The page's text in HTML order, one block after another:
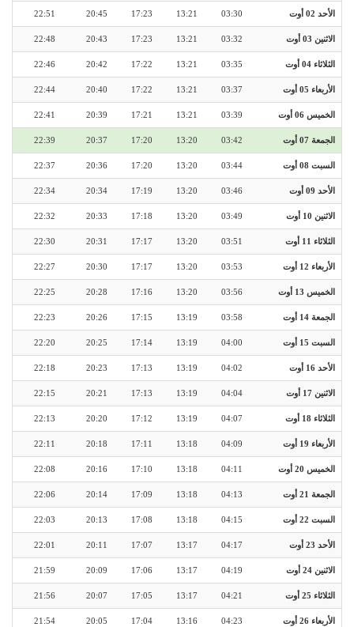
الأحد 02 أوت 03:30
13:21
17:23
20:45
22:51
الاثنين 03 أوت 03:32
13:21
17:23
20:43
22:48
الثلاثاء 04 أوت 03:35
13:21
17:22
20:42
22:46
الأربعاء 05 أوت 03:37
13:21
17:22
20:40
22:44
الخميس 06 أوت 03:39
13:21
17:21
20:39
22:41
الجمعة 07 أوت 03:42
13:20
17:20
20:37
22:39
السبت 08 أوت 03:44
13:20
17:20
20:36
22:37
الأحد 09 أوت 03:46
13:20
17:19
20:34
22:34
الاثنين 10 أوت 03:49
13:20
17:18
20:33
22:32
الثلاثاء 11 أوت 03:51
13:20
17:17
20:31
22:30
الأربعاء 12 أوت 03:53
13:20
17:17
20:30
22:27
الخميس 13 أوت 03:56
13:20
17:16
20:28
22:25
الجمعة 14 أوت 03:58
13:19
17:15
20:26
22:23
السبت 15 أوت 04:00
13:19
17:14
20:25
22:20
الأحد 16 أوت 04:02
13:19
17:13
20:23
22:18
الاثنين 17 أوت 04:04
13:19
17:13
20:21
22:15
الثلاثاء 18 أوت 04:07
13:19
17:12
20:20
22:13
الأربعاء 19 أوت 04:09
13:18
17:11
20:18
22:11
الخميس 20 أوت 04:11
13:18
17:10
20:16
22:08
الجمعة 21 أوت 04:13
13:18
17:09
20:14
22:06
السبت 22 أوت 04:15
13:18
17:08
20:13
22:03
الأحد 23 أوت 04:17
13:17
17:07
20:11
22:01
الاثنين 24 أوت 04:19
13:17
17:06
20:09
21:59
الثلاثاء 25 أوت 04:21
13:17
17:05
20:07
21:56
الأربعاء 26 أوت 04:23
13:16
17:04
20:05
21:54